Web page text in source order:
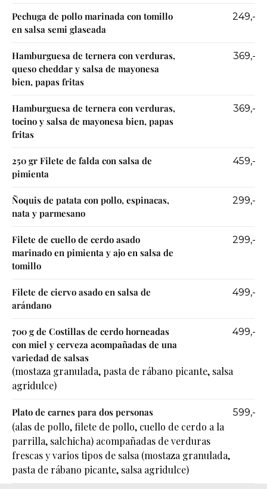
Pechuga de pollo marinada con tomillo
en salsa semi glaseada
249,-
Hamburguesa de ternera con verduras,
queso cheddar y salsa de mayonesa
bien, papas fritas
369,-
Hamburguesa de ternera con verduras,
tocino y salsa de mayonesa bien, papas
fritas
369,-
250 gr Filete de falda con salsa de
pimienta
459,-
Ñoquis de patata con pollo, espinacas,
nata y parmesano
299,-
Filete de cuello de cerdo asado
marinado en pimienta y ajo en salsa de
tomillo
299,-
Filete de ciervo asado en salsa de
arándano
499,-
700 g de Costillas de cerdo horneadas
con miel y cerveza acompañadas de una
variedad de salsas
499,-
(mostaza granulada, pasta de rábano picante, salsa
agridulce)
Plato de carnes para dos personas 599,-
(alas de pollo, filete de pollo, cuello de cerdo a la
parrilla, salchicha) acompañadas de verduras
frescas y varios tipos de salsa (mostaza granulada,
pasta de rábano picante, salsa agridulce)